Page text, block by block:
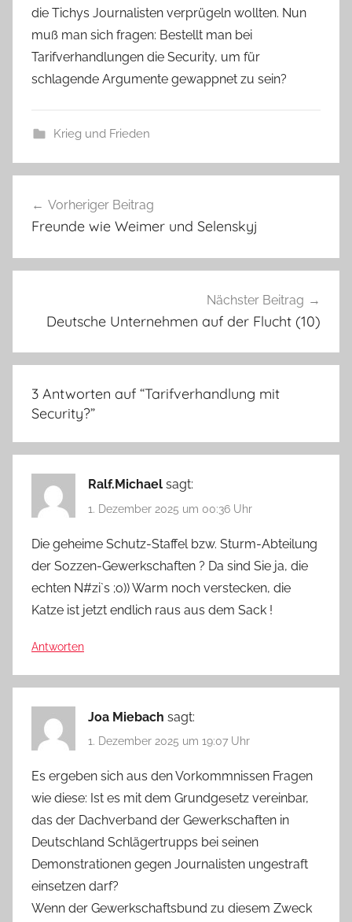
die Tichys Journalisten verprügeln wollten. Nun
muß man sich fragen: Bestellt man bei
Tarifverhandlungen die Security, um für
schlagende Argumente gewappnet zu sein?
Krieg und Frieden
Vorheriger Beitrag
Freunde wie Weimer und Selenskyj
Nächster Beitrag
Deutsche Unternehmen auf der Flucht (10)
3 Antworten auf “Tarifverhandlung mit
Security?”
Ralf.Michael sagt:
1. Dezember 2025 um 00:36 Uhr
Die geheime Schutz-Staffel bzw. Sturm-Abteilung
der Sozzen-Gewerkschaften ? Da sind Sie ja, die
echten N#zi`s ;o)) Warm noch verstecken, die
Katze ist jetzt endlich raus aus dem Sack !
Antworten
Joa Miebach sagt:
1. Dezember 2025 um 19:07 Uhr
Es ergeben sich aus den Vorkommnissen Fragen
wie diese: Ist es mit dem Grundgesetz vereinbar,
das der Dachverband der Gewerkschaften in
Deutschland Schlägertrupps bei seinen
Demonstrationen gegen Journalisten ungestraft
einsetzen darf?
Wenn der Gewerkschaftsbund zu diesem Zweck